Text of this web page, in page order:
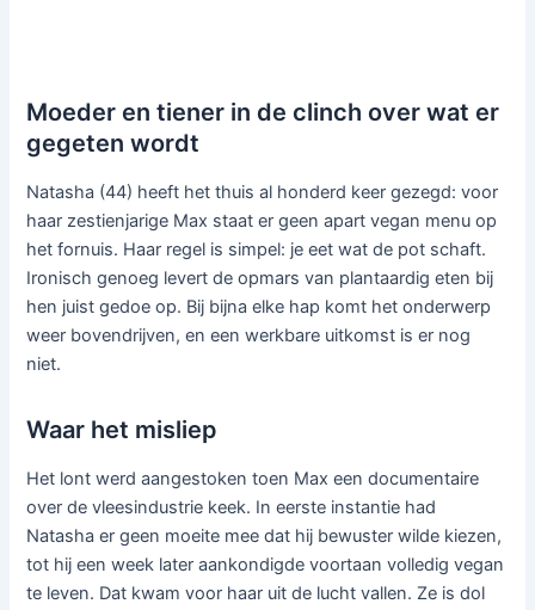
Moeder en tiener in de clinch over wat er
gegeten wordt
Natasha (44) heeft het thuis al honderd keer gezegd: voor
haar zestienjarige Max staat er geen apart vegan menu op
het fornuis. Haar regel is simpel: je eet wat de pot schaft.
Ironisch genoeg levert de opmars van plantaardig eten bij
hen juist gedoe op. Bij bijna elke hap komt het onderwerp
weer bovendrijven, en een werkbare uitkomst is er nog
niet.
Waar het misliep
Het lont werd aangestoken toen Max een documentaire
over de vleesindustrie keek. In eerste instantie had
Natasha er geen moeite mee dat hij bewuster wilde kiezen,
tot hij een week later aankondigde voortaan volledig vegan
te leven. Dat kwam voor haar uit de lucht vallen. Ze is dol